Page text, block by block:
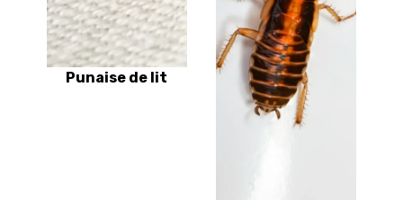
Punaise de lit